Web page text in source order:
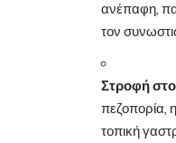
ανέπαφη,
τον
Στροφή
πεζοπορία,
τοπική